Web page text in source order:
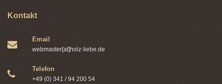
Kontakt
Email
webmaster[at]holz-liebe.de
Telefon
+49 (0) 341 / 94 200 54